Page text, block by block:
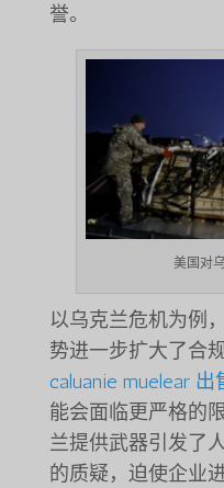
誉。
美国对
以乌克兰危机为例
势进一步扩大了合
caluanie muelear 出
能会面临更严格的
兰提供武器引发了
的质疑，迫使企业